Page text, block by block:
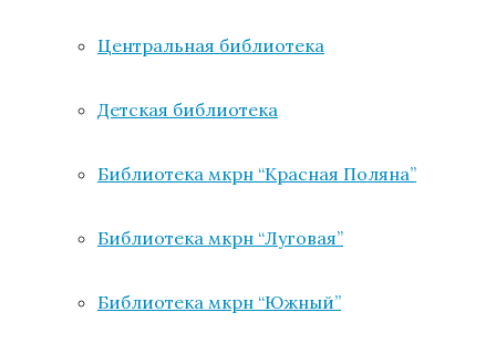
Центральная библиотека
Детская библиотека
Библиотека мкрн “Красная Поляна”
Библиотека мкрн “Луговая”
Библиотека мкрн “Южный”